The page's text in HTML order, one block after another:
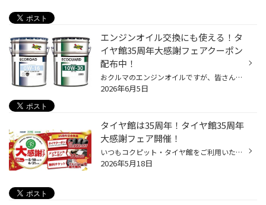
エンジンオイル交換にも使える！タ
イヤ館35周年大感謝フェアクーポン
配布中！
おクルマのエンジンオイルですが、皆さん定期的に交換していらっしゃいますか？ 現在、コクピット・タイヤ館では6/21(日)まで、タイヤ館35周年の大感謝キャンペーンを開催中です。 期間中にエンジンオイルなどのメンテナンス商品が10％OFFになるクーポンやウォッシャー液の 無料補充チケットなど、...
2026年6月5日
タイヤ館は35周年！タイヤ館35周年
大感謝フェア開催！
いつもコクピット・タイヤ館をご利用いただき、誠にありがとうございます！ 多くのお客様に支えられて、タイヤ館は35周年を迎えることが出来ました。 これからもお客様の安全・安心なカーライフを全力でサポートしてまいりますので、 引き続きタイヤ館をよろしくお願いいたします。 35周年を迎えた...
2026年5月18日